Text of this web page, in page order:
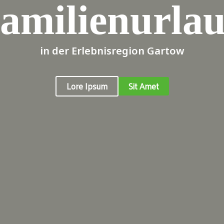
in der Erlebnisregion Gartow
Lore Ipsum Sit Amet